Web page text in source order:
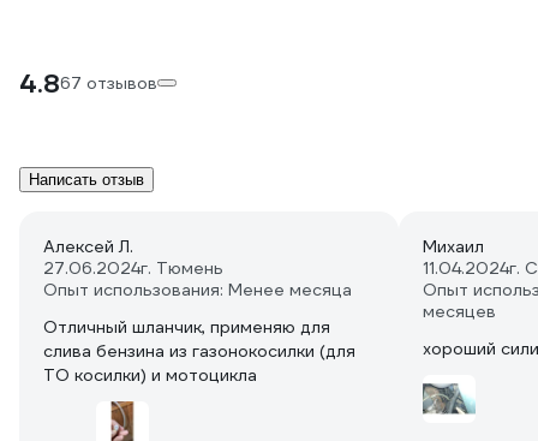
4.867 отзывов
Написать отзыв
Алексей Л.
27.06.2024г. Тюмень
Опыт использования: Менее месяца
Отличный шланчик, применяю для
слива бензина из газонокосилки (для
ТО косилки) и мотоцикла
Михаил
11.04.2024г.
Опыт
месяцев
хороший